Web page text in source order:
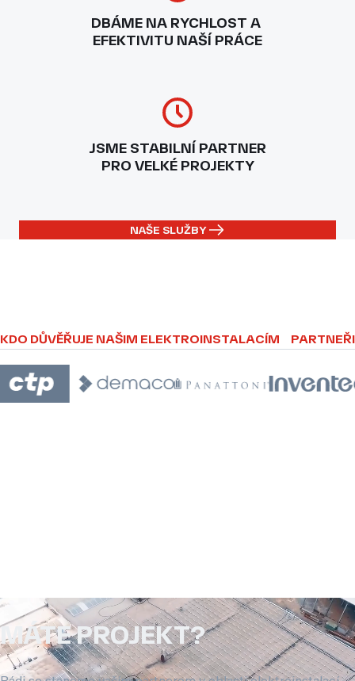
DBÁME NA RYCHLOST A
EFEKTIVITU NAŠÍ PRÁCE
JSME STABILNÍ PARTNER
PRO VELKÉ PROJEKTY
NAŠE SLUŽBY
KDO DŮVĚŘUJE NAŠIM ELEKTROINSTALACÍM PARTNEŘI
MÁTE PROJEKT?